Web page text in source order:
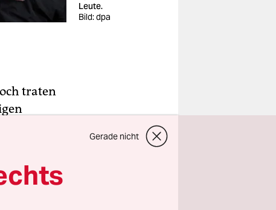
Leute.
Bild: dpa
traten
Gerade nicht